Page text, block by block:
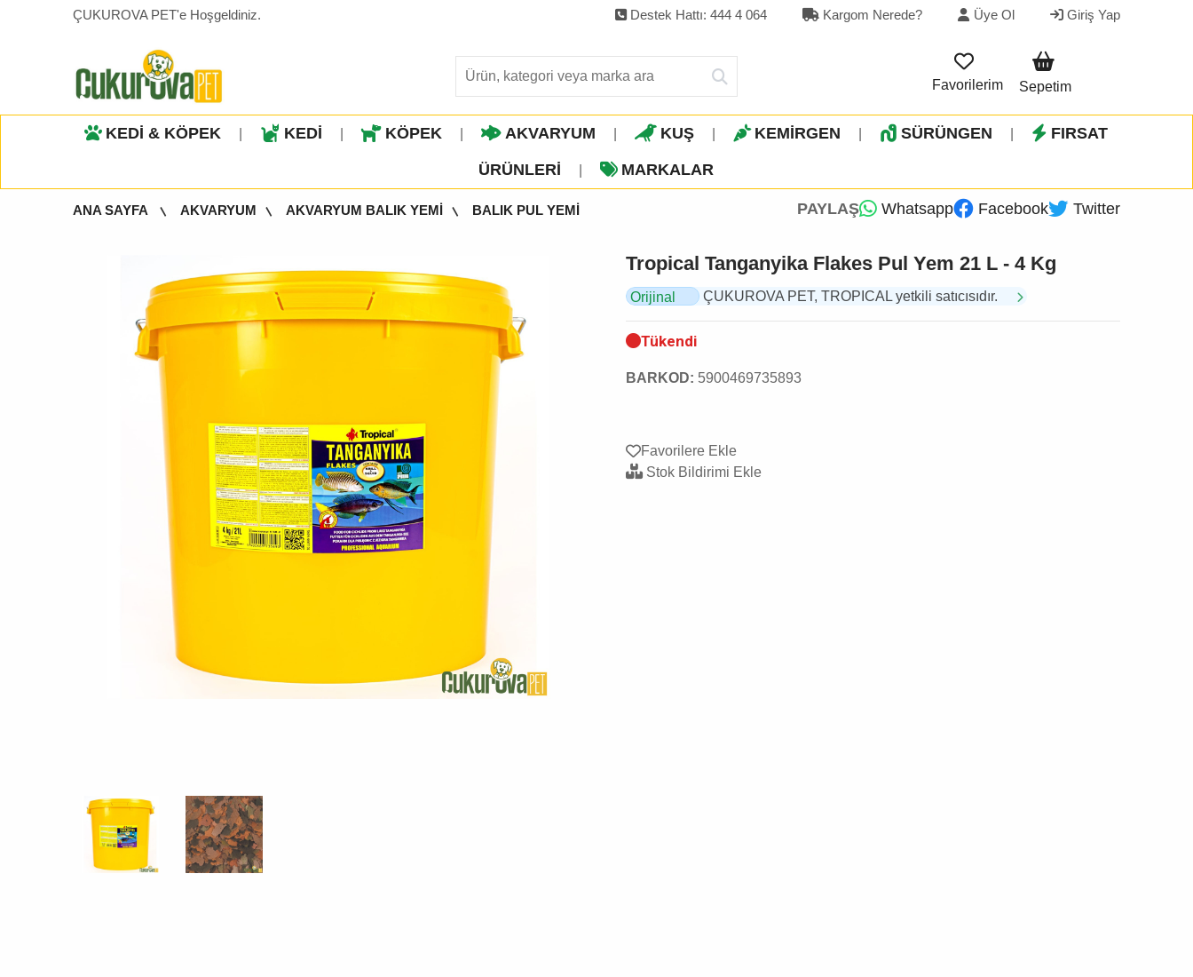
ÇUKUROVA PET'e Hoşgeldiniz. Destek Hattı: 444 4 064 Kargom Nerede? Üye Ol Giriş Yap
Favorilerim Sepetim
KEDİ & KÖPEK KEDİ KÖPEK AKVARYUM KUŞ KEMİRGEN SÜRÜNGEN FIRSAT
ÜRÜNLERI MARKALAR
ANA SAYFA AKVARYUM AKVARYUM BALIK YEMİ BALIK PUL YEMİ PAYLAŞ Whatsapp Facebook Twitter
Tropical Tanganyika Flakes Pul Yem 21 L - 4 Kg
Orijinal
ÇUKUROVA PET, TROPICAL yetkili satıcısıdır.
Tükendi
BARKOD: 5900469735893
Favorilere Ekle
Stok Bildirimi Ekle